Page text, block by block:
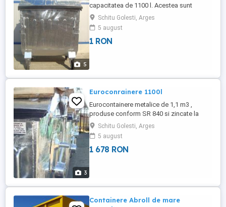
5
capacitatea de 1100 l. Acestea sunt
prevazute cu 4 roti din care 2 cu frana si 2
fara frana. Capacul este semirotund
prevazut cu cheder pentru impiedicarea
raspandirii mirosurilor. .
Schitu Golesti, Arges
5 august
1 RON
3
Euroconrainere 1100l
Eurocontainere metalice de 1,1 m3 ,
produse conform SR 840 si zincate la
cald conform SR EN ISO 1461-2001
disponibil din stoc. .
Schitu Golesti, Arges
5 august
1 678 RON
Containere Abroll de mare